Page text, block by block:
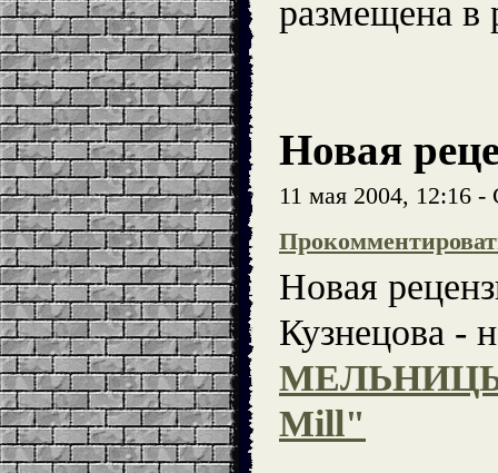
размещена
Новая
11 мая 2004, 12:16
Новая
Кузнецова -
МЕЛЬНИЦЫ
Mill"